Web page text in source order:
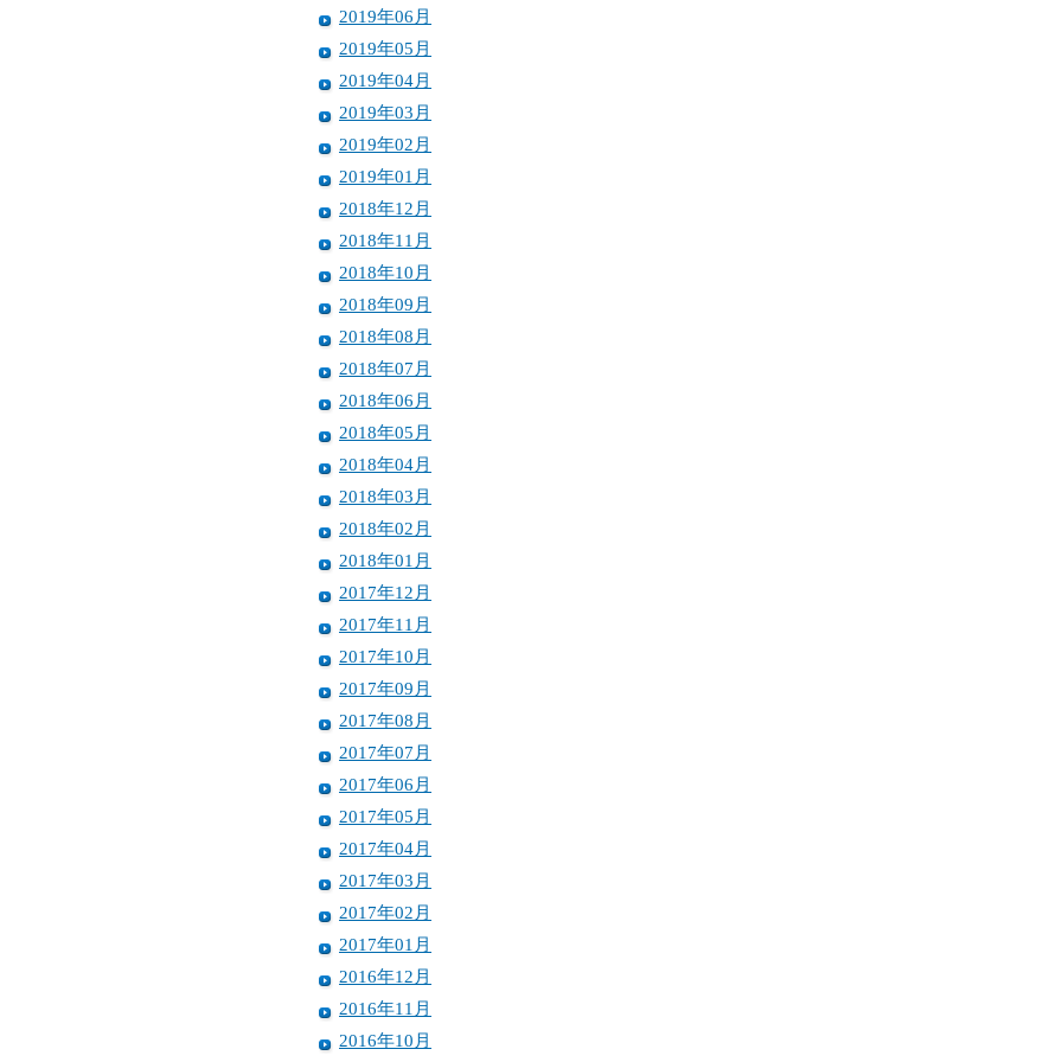
2019年06月
2019年05月
2019年04月
2019年03月
2019年02月
2019年01月
2018年12月
2018年11月
2018年10月
2018年09月
2018年08月
2018年07月
2018年06月
2018年05月
2018年04月
2018年03月
2018年02月
2018年01月
2017年12月
2017年11月
2017年10月
2017年09月
2017年08月
2017年07月
2017年06月
2017年05月
2017年04月
2017年03月
2017年02月
2017年01月
2016年12月
2016年11月
2016年10月